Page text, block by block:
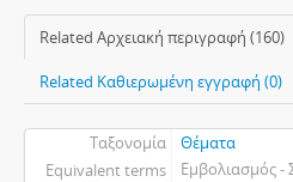
Related Αρχειακή περιγραφή (160)
Related Καθιερωμένη εγγραφή (0)
Ταξονομία
Θέματα
Equivalent terms
Εμβολιασμός -